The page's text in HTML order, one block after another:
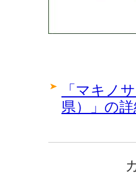
「マキノ
県）」の